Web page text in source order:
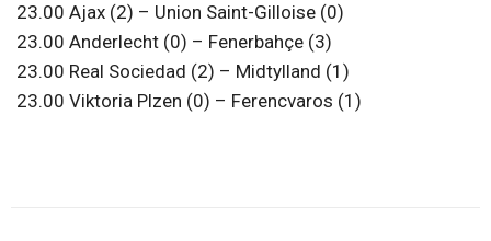
23.00 Ajax (2) – Union Saint-Gilloise (0)
23.00 Anderlecht (0) – Fenerbahçe (3)
23.00 Real Sociedad (2) – Midtylland (1)
23.00 Viktoria Plzen (0) – Ferencvaros (1)